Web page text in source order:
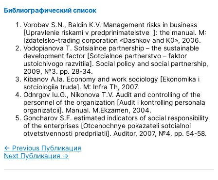
Библиографический список
Vorobev S.N., Baldin K.V. Management risks in business
[Upravlenie riskami v predprinimatelstve ]: the manual. М:
Izdatelsko-trading corporation «Dashkov and К0», 2006.
Vodopianova T. Sotsialnoe partnership – the sustainable
development factor [Sotcialnoe partnerstvo – faktor
ustoichivogo razvitiia]. Social policy and social partnership,
2009, №3. pp. 28-34.
Kibanov A.Ia. Economy and work sociology [Ekonomika i
sotciologiia truda]. М: Infra Th, 2007.
Odnrgov Iu.G., Nikonova T.V. Audit and controlling of the
personnel of the organization [Audit i kontrolling personala
organizatcii]. Manual. M.Ekzamen, 2004.
Goncharov S.F. estimated indicators of social responsibility
of the enterprises [Otcenochnye pokazateli sotcialnoi
otvetstvennosti predpriiatii]. Auditor, 2007, №4. pp. 54-58.
← Previous Публикация
Next Публикация →